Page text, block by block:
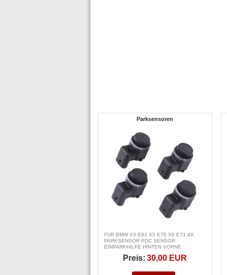
Parksensoren
FÜR BMW X3 E83 X5 E70 X6 E71 4X
PARKSENSOR PDC SENSOR
EINPARKHILFE HINTEN VORNE
Preis: 30,00 EUR